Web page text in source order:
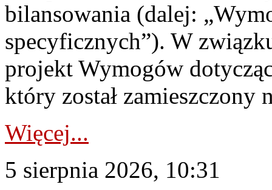
bilansowania (dalej:
specyficznych”). W
projekt Wymogów
który został zamieszczony
Więcej...
5 sierpnia 2026, 10:31